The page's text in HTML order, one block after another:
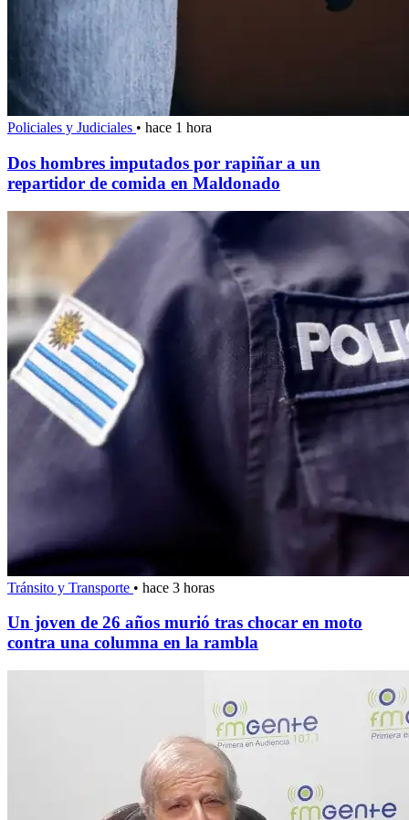
Policiales y Judiciales • hace 1 hora
Dos hombres imputados por rapiñar a un
repartidor de comida en Maldonado
Tránsito y Transporte • hace 3 horas
Un joven de 26 años murió tras chocar en moto
contra una columna en la rambla